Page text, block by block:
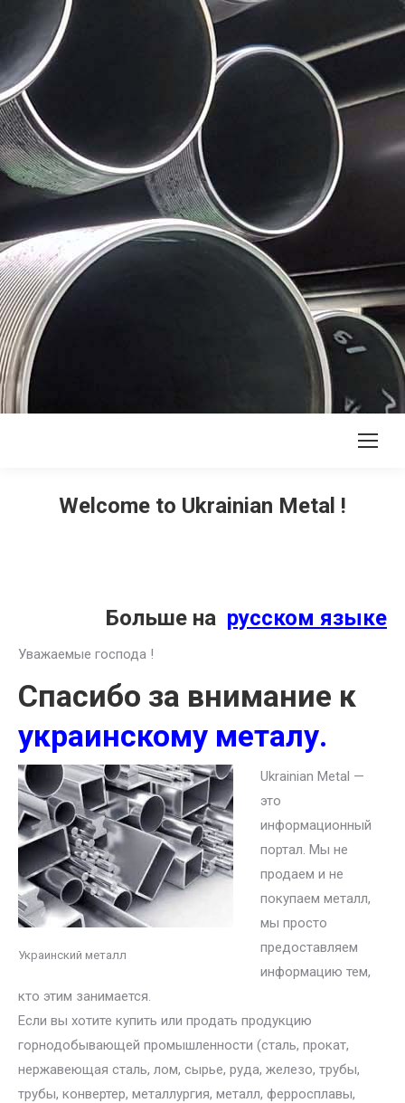
Welcome to Ukrainian Metal !
Больше на русском языке
Уважаемые господа !
Спасибо за внимание к
украинскому металу.
Украинский металл
Ukrainian Metal —
это
информационный
портал. Мы не
продаем и не
покупаем металл,
мы просто
предоставляем
информацию тем,
кто этим занимается.
Если вы хотите купить или продать продукцию
горнодобывающей промышленности (сталь, прокат,
нержавеющая сталь, лом, сырье, руда, железо, трубы,
трубы, конвертер, металлургия, металл, ферросплавы,